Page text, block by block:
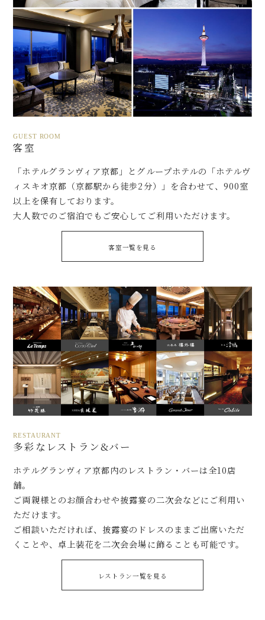
GUEST ROOM
客室
「ホテルグランヴィア京都」とグループホテルの「ホテルヴ
ィスキオ京都（京都駅から徒歩2分）」を合わせて、900室
以上を保有しております。
大人数でのご宿泊でもご安心してご利用いただけます。
客室一覧を見る
RESTAURANT
多彩なレストラン&バー
ホテルグランヴィア京都内のレストラン・バーは全10店
舗。
ご両親様とのお顔合わせや披露宴の二次会などにご利用い
ただけます。
ご相談いただければ、披露宴のドレスのままご出席いただ
くことや、卓上装花を二次会会場に飾ることも可能です。
レストラン一覧を見る